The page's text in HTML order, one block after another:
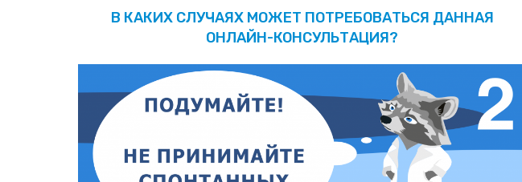
В КАКИХ СЛУЧАЯХ МОЖЕТ ПОТРЕБОВАТЬСЯ ДАННАЯ
ОНЛАЙН-КОНСУЛЬТАЦИЯ?